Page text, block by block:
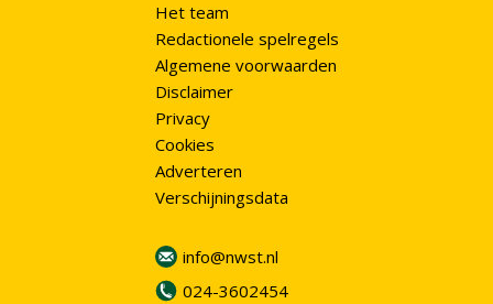
Het team
Redactionele spelregels
Algemene voorwaarden
Disclaimer
Privacy
Cookies
Adverteren
Verschijningsdata
info@nwst.nl
024-3602454